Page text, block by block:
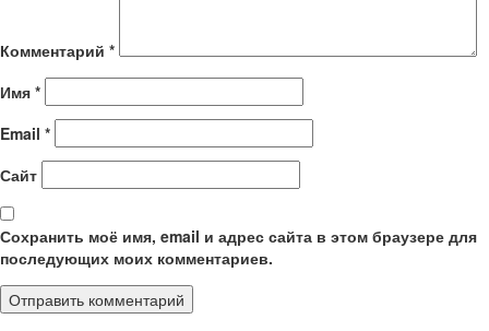
Комментарий *
Имя *
Email *
Сайт
Сохранить моё имя, email и адрес сайта в этом браузере для
последующих моих комментариев.